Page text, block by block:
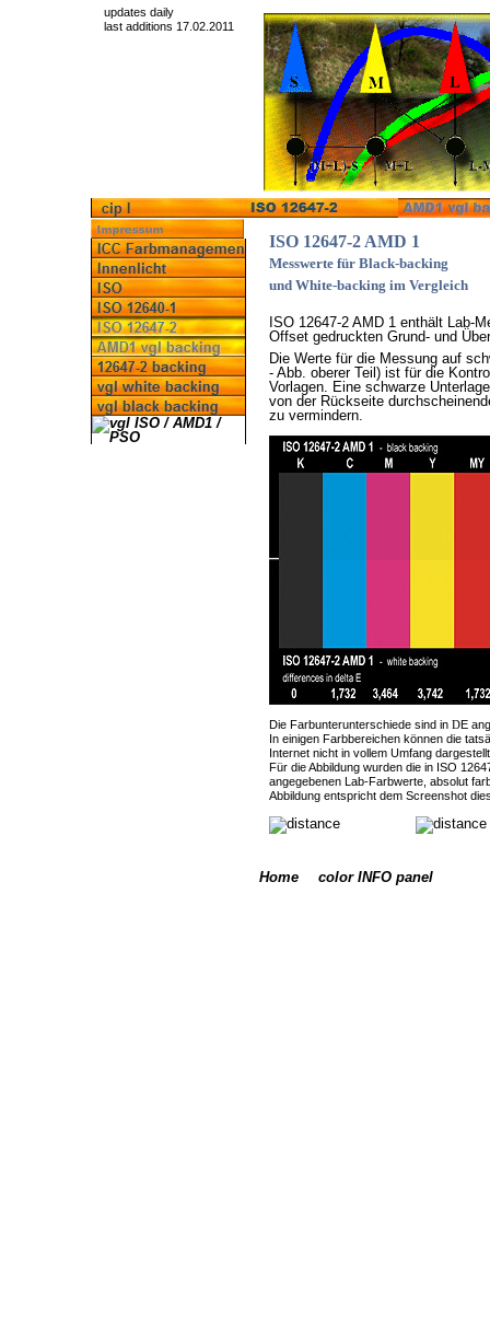
updates daily
last additions 17.02.2011
ISO 12647-2 AMD 1
Messwerte für Black-backing
und White-backing im Vergleich
ISO 12647-2 AMD 1 enthält Lab-
Offset gedruckten Grund- und
Die Werte für die Messung auf
- Abb. oberer Teil) ist für die
Vorlagen. Eine schwarze
von der Rückseite
zu vermindern.
Die Farbunterunterschiede sind in DE
In einigen Farbbereichen können die
Internet nicht in vollem Umfang
Für die Abbildung wurden die in ISO
angegebenen Lab-Farbwerte, absolut
Abbildung entspricht dem Screenshot
Home color INFO panel